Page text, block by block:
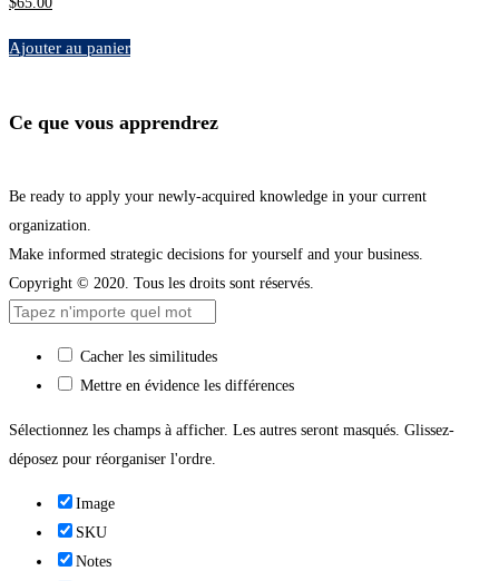
Ajouter au panier
Ce que vous apprendrez
Be ready to apply your newly-acquired knowledge in your current
organization.
Make informed strategic decisions for yourself and your business.
Copyright © 2020. Tous les droits sont réservés.
Cacher les similitudes
Mettre en évidence les différences
Sélectionnez les champs à afficher. Les autres seront masqués. Glissez-
déposez pour réorganiser l'ordre.
Image
SKU
Notes